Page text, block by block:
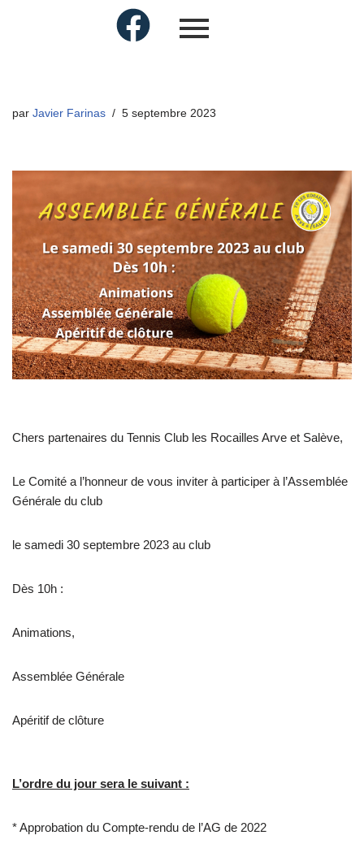
par Javier Farinas 5 septembre 2023
Chers partenaires du Tennis Club les Rocailles Arve et Salève,
Le Comité a l’honneur de vous inviter à participer à l’Assemblée
Générale du club
le samedi 30 septembre 2023 au club
Dès 10h :
Animations,
Assemblée Générale
Apéritif de clôture
L’ordre du jour sera le suivant :
* Approbation du Compte-rendu de l’AG de 2022